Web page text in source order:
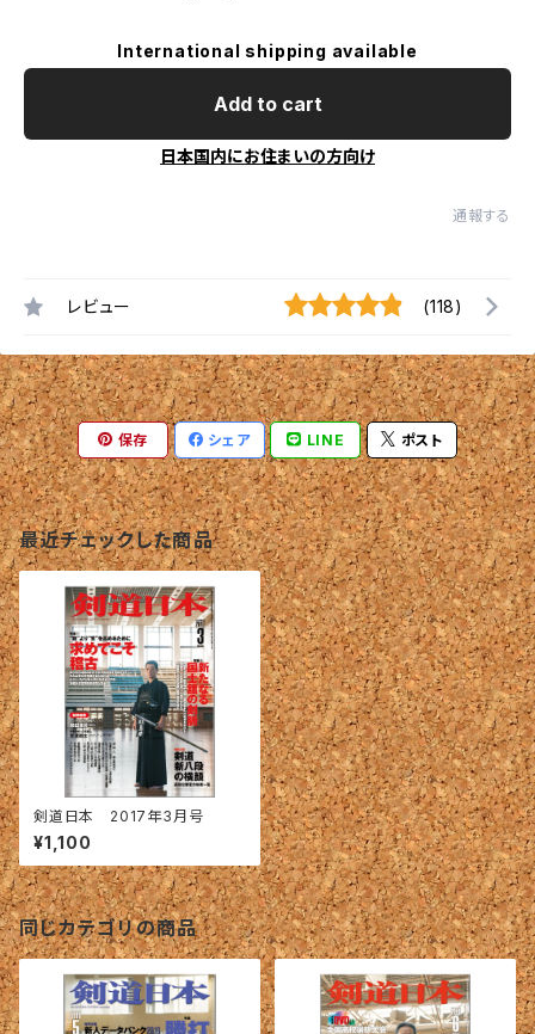
International shipping available
Add to cart
日本国内にお住まいの方向け
通報する
レビュー (118)
保存 シェア LINE ポスト
最近チェックした商品
剣道日本 2017年3月号
¥1,100
同じカテゴリの商品